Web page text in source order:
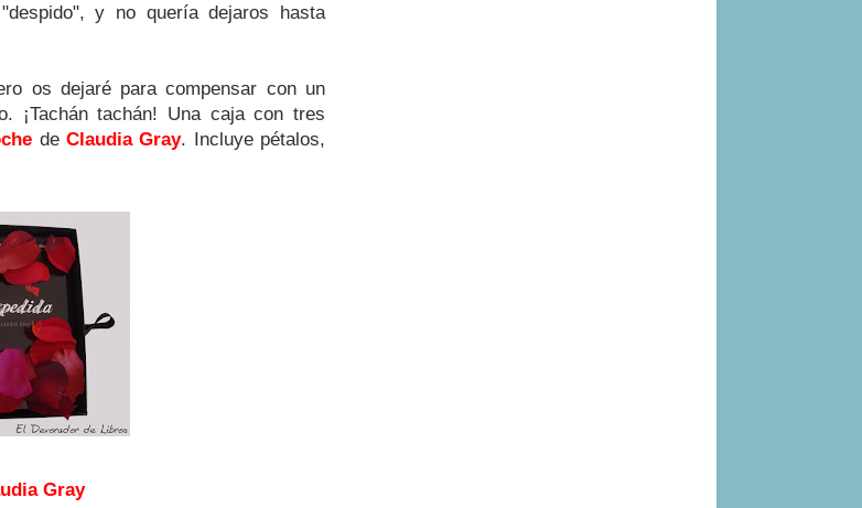
y no quería dejaros hasta
os dejaré para compensar con un
¡Tachán tachán! Una caja con tres
deClaudia Gray. Incluye pétalos,
Gray